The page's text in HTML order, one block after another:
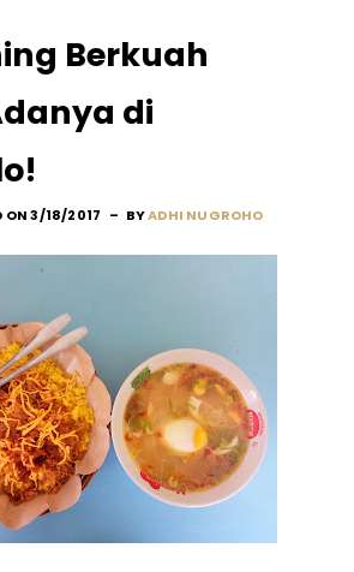
Berkuah
di
ON 3/18/2017 BYADHI NUGROHO